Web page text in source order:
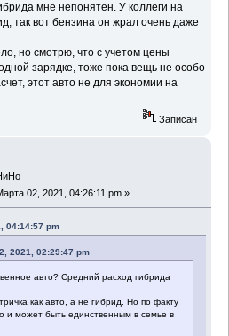
мне непонятен. У коллеги на
так вот бензина он жрал очень даже
но смотрю, что с учетом цены
зарядке, тоже пока вещь не особо
этот авто не для экономии на
Записан
02, 2021, 04:26:11 pm »
04:14:57 pm
2021, 02:29:47 pm
авто? Средний расход гибрида
как авто, а не гибрид. Но по факту
и может быть единственным в семье в